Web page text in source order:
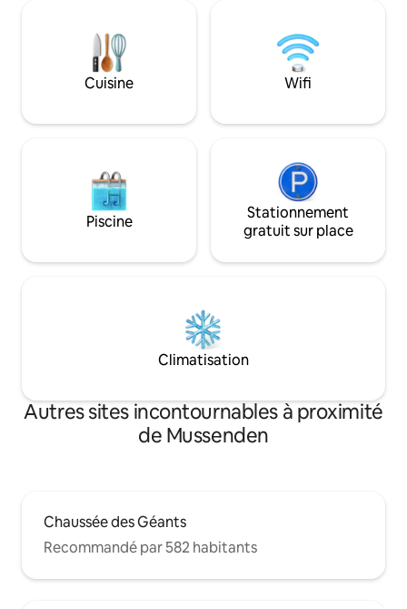
à 10 minutes à pied. Les
trains et
régulièrement
Londonderry et
Cuisine Wifi
Piscine
Stationnement
gratuit sur place
Climatisation
Autres sites incontournables à proximité
de Mussenden
Chaussée des Géants
Recommandé par 582 habitants